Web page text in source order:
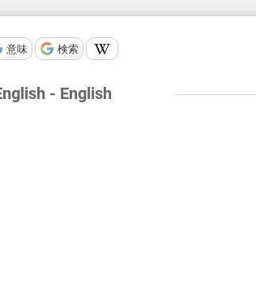
意味 検索
- English